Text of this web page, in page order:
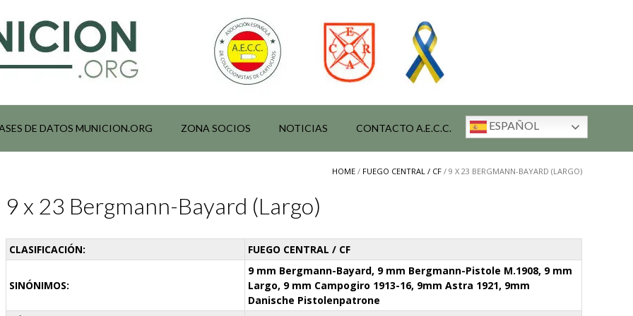
DE DATOS MUNICION.ORG ZONA SOCIOS NOTICIAS CONTACTO A.E.C.C. ESPAÑOL
HOME / FUEGO CENTRAL / CF / 9 X 23 BERGMANN-BAYARD (LARGO)
9 x 23 Bergmann-Bayard (Largo)
CLASIFICACIÓN: FUEGO CENTRAL / CF
SINÓNIMOS:
9 mm Bergmann-Bayard, 9 mm Bergmann-Pistole M.1908, 9 mm
Largo, 9 mm Campogiro 1913-16, 9mm Astra 1921, 9mm
Danische Pistolenpatrone